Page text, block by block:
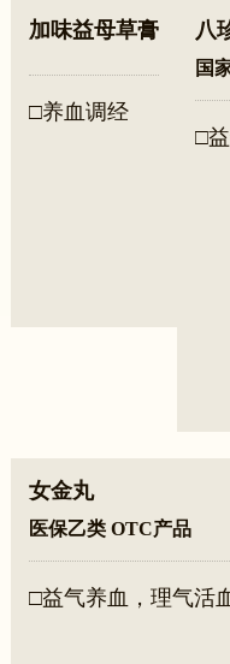
加味益母草膏
□养血调经
八
国
□
女金丸
医保乙类 OTC产品
□益气养血，理气活